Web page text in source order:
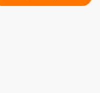
et son coulis de framboise >